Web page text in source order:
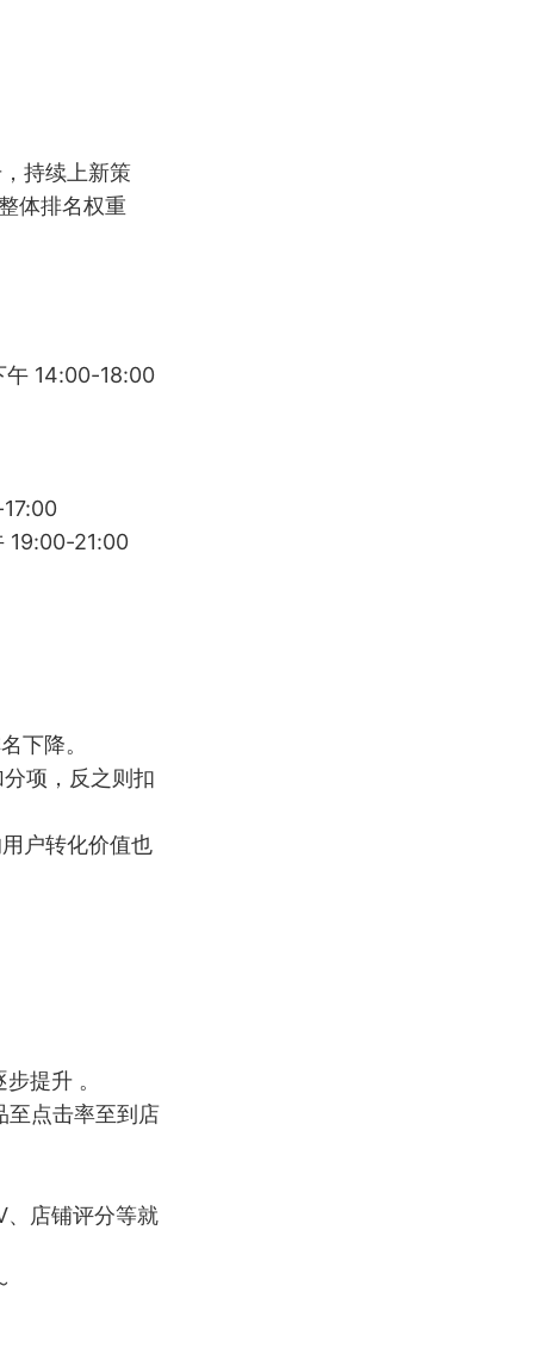
持续上新策
体排名权重
午 14:00-18:00
19:00-21:00
下降。
项，反之则扣
户转化价值也
提升 。
至点击率至到店
、店铺评分等就